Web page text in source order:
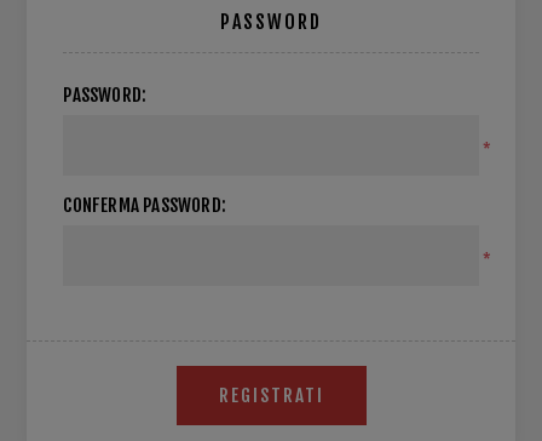
PASSWORD
PASSWORD:
*
CONFERMA PASSWORD:
*
REGISTRATI